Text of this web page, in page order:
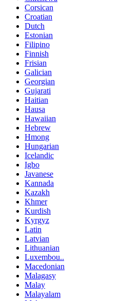
Corsican
Croatian
Dutch
Estonian
Filipino
Finnish
Frisian
Galician
Georgian
Gujarati
Haitian
Hausa
Hawaiian
Hebrew
Hmong
Hungarian
Icelandic
Igbo
Javanese
Kannada
Kazakh
Khmer
Kurdish
Kyrgyz
Latin
Latvian
Lithuanian
Luxembou..
Macedonian
Malagasy
Malay
Malayalam